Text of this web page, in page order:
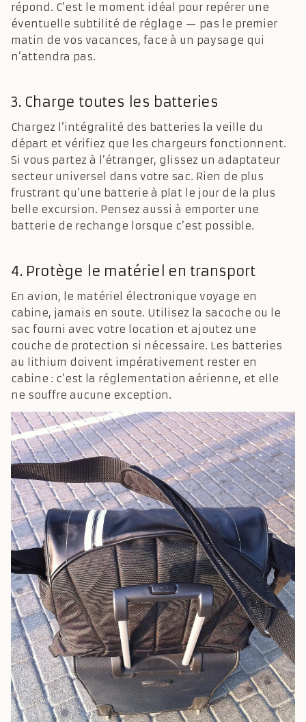
répond. C’est le moment idéal pour repérer une
éventuelle subtilité de réglage — pas le premier
matin de vos vacances, face à un paysage qui
n’attendra pas.
3. Charge toutes les batteries
Chargez l’intégralité des batteries la veille du
départ et vérifiez que les chargeurs fonctionnent.
Si vous partez à l’étranger, glissez un adaptateur
secteur universel dans votre sac. Rien de plus
frustrant qu’une batterie à plat le jour de la plus
belle excursion. Pensez aussi à emporter une
batterie de rechange lorsque c’est possible.
4. Protège le matériel en transport
En avion, le matériel électronique voyage en
cabine, jamais en soute. Utilisez la sacoche ou le
sac fourni avec votre location et ajoutez une
couche de protection si nécessaire. Les batteries
au lithium doivent impérativement rester en
cabine : c’est la réglementation aérienne, et elle
ne souffre aucune exception.